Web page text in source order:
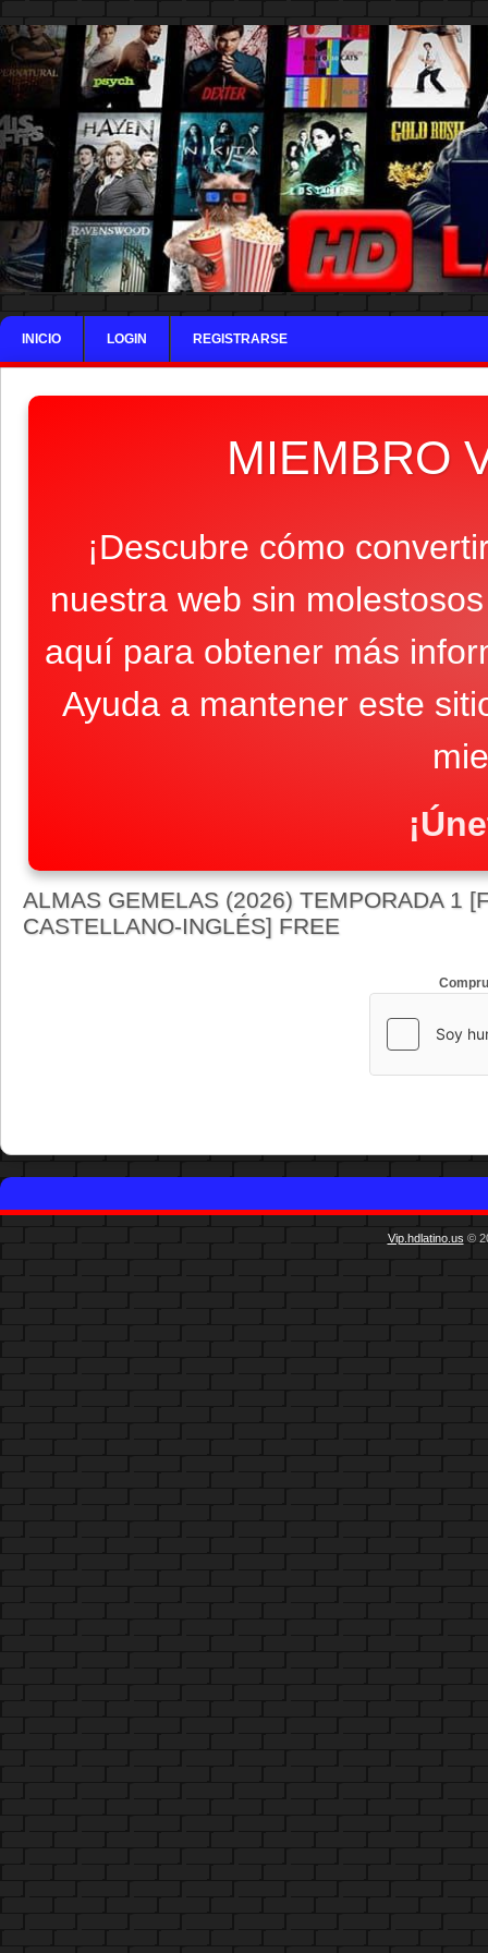
INICIO LOGIN REGISTRARSE
MIEMBRO
¡Descubre cómo
nuestra web sin
aquí para obtener más
Ayuda a mantener este
ALMAS GEMELAS (2026) TEMPORADA 1
CASTELLANO-INGLÉS] FREE
Vip.hdlatino.us ©